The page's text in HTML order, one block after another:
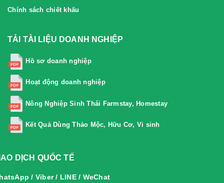
Chính sách chiết khấu
TẢI TÀI LIỆU DOANH NGHIỆP
Hồ sơ doanh nghiệp
Hoạt động doanh nghiệp
Nông Nghiệp Sinh Thái Farmstay, Homestay
Kết Quả Dùng Thảo Mộc, Hữu Cơ, Vi sinh
DỊCH QUỐC TẾ
/ Viber / LINE / WeChat